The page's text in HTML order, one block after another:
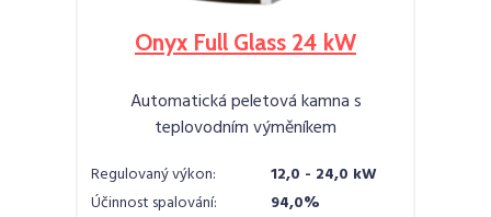
Onyx Full Glass 24 kW
Automatická peletová kamna s
teplovodním výměníkem
Regulovaný výkon:
12,0 - 24,0 kW
Účinnost spalování:
94,0%